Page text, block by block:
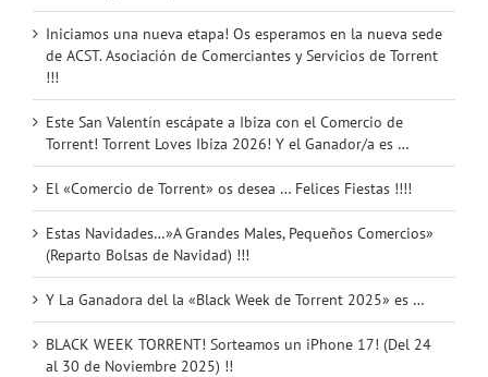
Iniciamos una nueva etapa! Os esperamos en la nueva sede
de ACST. Asociación de Comerciantes y Servicios de Torrent
!!!
Este San Valentín escápate a Ibiza con el Comercio de
Torrent! Torrent Loves Ibiza 2026! Y el Ganador/a es …
El «Comercio de Torrent» os desea … Felices Fiestas !!!!
Estas Navidades…»A Grandes Males, Pequeños Comercios»
(Reparto Bolsas de Navidad) !!!
Y La Ganadora del la «Black Week de Torrent 2025» es …
BLACK WEEK TORRENT! Sorteamos un iPhone 17! (Del 24
al 30 de Noviembre 2025) !!